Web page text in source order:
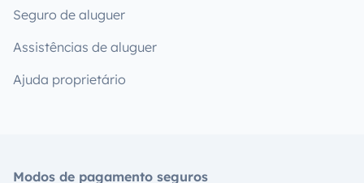
Seguro de aluguer
Assistências de aluguer
Ajuda proprietário
Modos de pagamento seguros